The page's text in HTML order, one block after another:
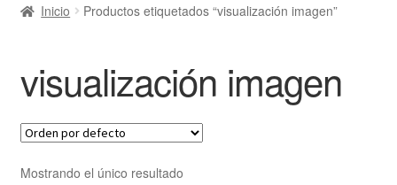
BLACK FRIDAY
Blog
Acerca de ArquiRegalos
Inicio Productos etiquetados “visualización imagen”
visualización imagen
Mostrando el único resultado